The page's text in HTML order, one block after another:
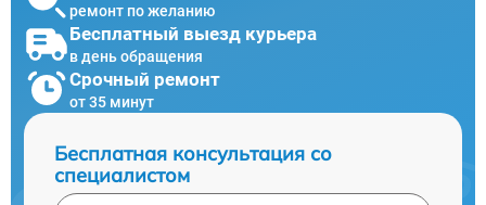
ремонт по желанию
Бесплатный выезд курьера
в день обращения
Срочный ремонт
от 35 минут
Бесплатная консультация со
специалистом